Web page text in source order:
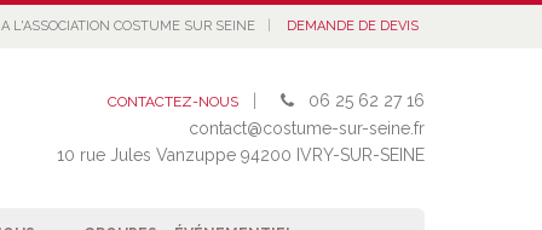
L'ASSOCIATION COSTUME SUR SEINE DEMANDE DE DEVIS
CONTACTEZ-NOUS
06 25 62 27 16
contact@costume-sur-seine.fr
10 rue Jules Vanzuppe 94200 IVRY-SUR-SEINE